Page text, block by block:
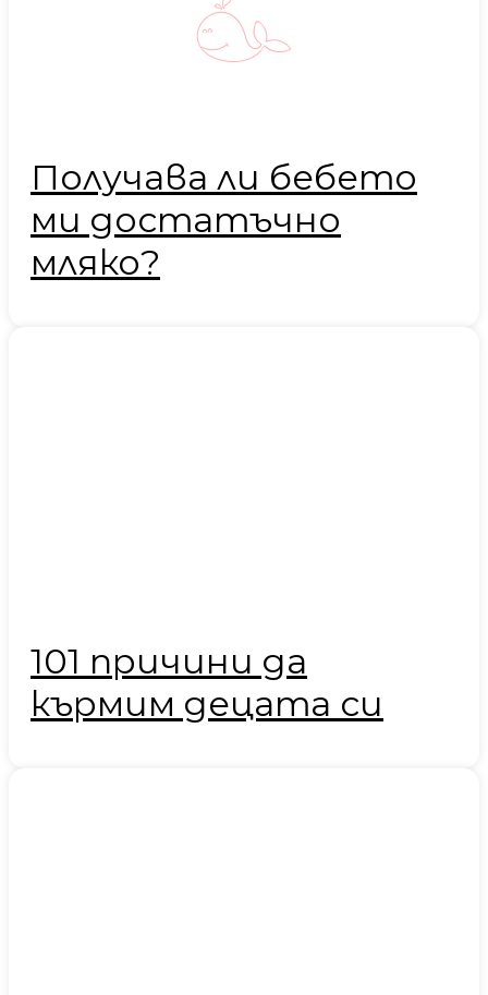
Получава ли бебето
ми достатъчно
мляко?
101 причини да
кърмим децата си